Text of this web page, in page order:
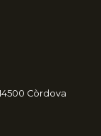
Còrdova